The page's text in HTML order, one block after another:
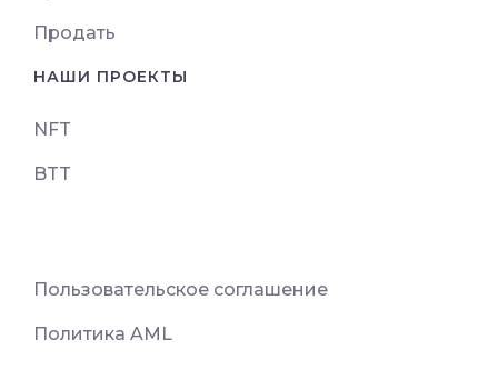
Продать
НАШИ ПРОЕКТЫ
NFT
BTT
Пользовательское соглашение
Политика AML